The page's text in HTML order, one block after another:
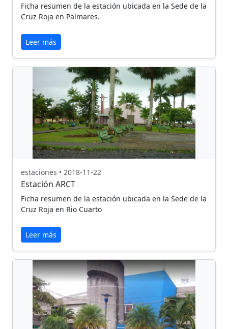
Ficha resumen de la estación ubicada en la Sede de la
Cruz Roja en Palmares.
Leer más
estaciones • 2018-11-22
Estación ARCT
Ficha resumen de la estación ubicada en la Sede de la
Cruz Roja en Rio Cuarto
Leer más